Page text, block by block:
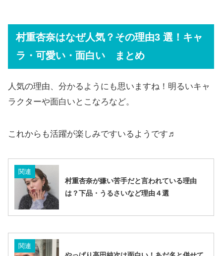
村重杏奈はなぜ人気？その理由3 選！キャ
ラ・可愛い・面白い まとめ
人気の理由、分かるようにも思いますね！明るいキャ
ラクターや面白いとこなろなど。
これからも活躍が楽しみですいるようです♬
関連
村重杏奈が嫌い苦手だと言われている理由
は？下品・うるさいなど理由４選
関連